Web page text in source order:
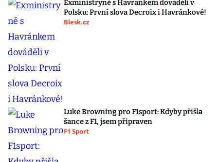
Exministryně s Havránkem dováděli v
Polsku: První slova Decroix i Havránkové!
Blesk.cz
Luke Browning pro F1sport: Kdyby přišla
šance z F1, jsem připraven
F1 Sport